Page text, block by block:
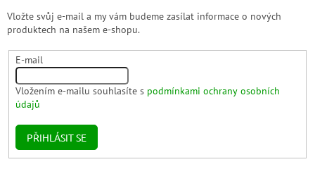
Vložte svůj e-mail a my vám budeme zasílat informace o nových
produktech na našem e-shopu.
E-mail
Vložením e-mailu souhlasíte s podmínkami ochrany osobních
údajů
PŘIHLÁSIT SE